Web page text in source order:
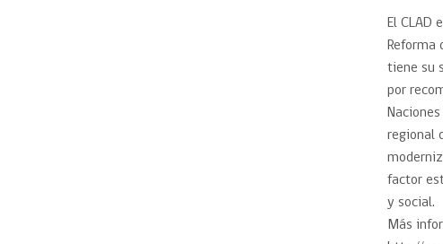
El CLAD
Reforma
tiene su
por
regional
factor
y social.
Más